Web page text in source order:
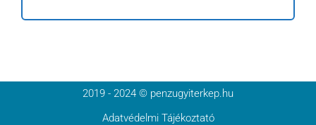
2019 - 2024 © penzugyiterkep.hu
Adatvédelmi Tájékoztató